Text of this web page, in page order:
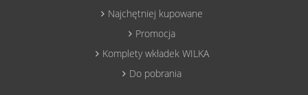
Najchętniej kupowane
Promocja
Komplety wkładek WILKA
Do pobrania